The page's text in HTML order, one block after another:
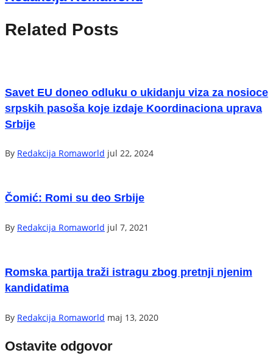
Related Posts
Savet EU doneo odluku o ukidanju viza za nosioce
srpskih pasoša koje izdaje Koordinaciona uprava
Srbije
By Redakcija Romaworld jul 22, 2024
Čomić: Romi su deo Srbije
By Redakcija Romaworld jul 7, 2021
Romska partija traži istragu zbog pretnji njenim
kandidatima
By Redakcija Romaworld maj 13, 2020
Ostavite odgovor